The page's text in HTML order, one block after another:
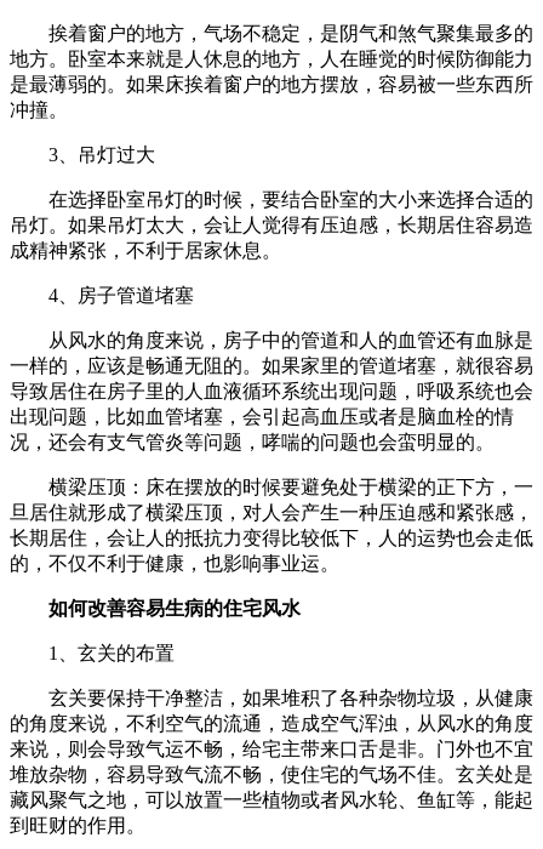
挨着窗户的地方，气场不稳定，是阴气和煞气聚集最多的
地方。卧室本来就是人休息的地方，人在睡觉的时候防御能力
是最薄弱的。如果床挨着窗户的地方摆放，容易被一些东西所
冲撞。
3、吊灯过大
在选择卧室吊灯的时候，要结合卧室的大小来选择合适的
吊灯。如果吊灯太大，会让人觉得有压迫感，长期居住容易造
成精神紧张，不利于居家休息。
4、房子管道堵塞
从风水的角度来说，房子中的管道和人的血管还有血脉是
一样的，应该是畅通无阻的。如果家里的管道堵塞，就很容易
导致居住在房子里的人血液循环系统出现问题，呼吸系统也会
出现问题，比如血管堵塞，会引起高血压或者是脑血栓的情
况，还会有支气管炎等问题，哮喘的问题也会蛮明显的。
横梁压顶：床在摆放的时候要避免处于横梁的正下方，一
旦居住就形成了横梁压顶，对人会产生一种压迫感和紧张感，
长期居住，会让人的抵抗力变得比较低下，人的运势也会走低
的，不仅不利于健康，也影响事业运。
如何改善容易生病的住宅风水
1、玄关的布置
玄关要保持干净整洁，如果堆积了各种杂物垃圾，从健康
的角度来说，不利空气的流通，造成空气浑浊，从风水的角度
来说，则会导致气运不畅，给宅主带来口舌是非。门外也不宜
堆放杂物，容易导致气流不畅，使住宅的气场不佳。玄关处是
藏风聚气之地，可以放置一些植物或者风水轮、鱼缸等，能起
到旺财的作用。